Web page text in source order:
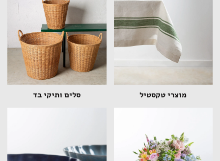
מוצרי טקסטיל סלים ותיקי בד